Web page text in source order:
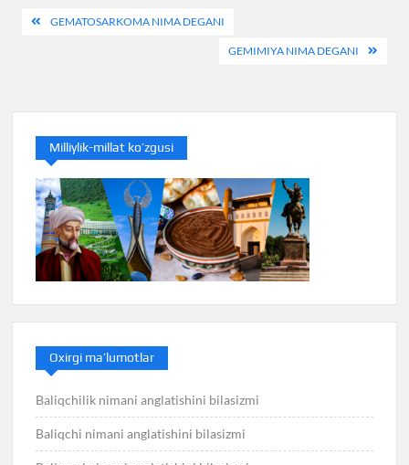
PostGEMATOSARKOMA NIMA DEGANI
GEMIMIYA NIMA DEGANI
Milliylik-millat ko’zgusi
Oxirgi ma’lumotlar
Baliqchilik nimani anglatishini bilasizmi
Baliqchi nimani anglatishini bilasizmi